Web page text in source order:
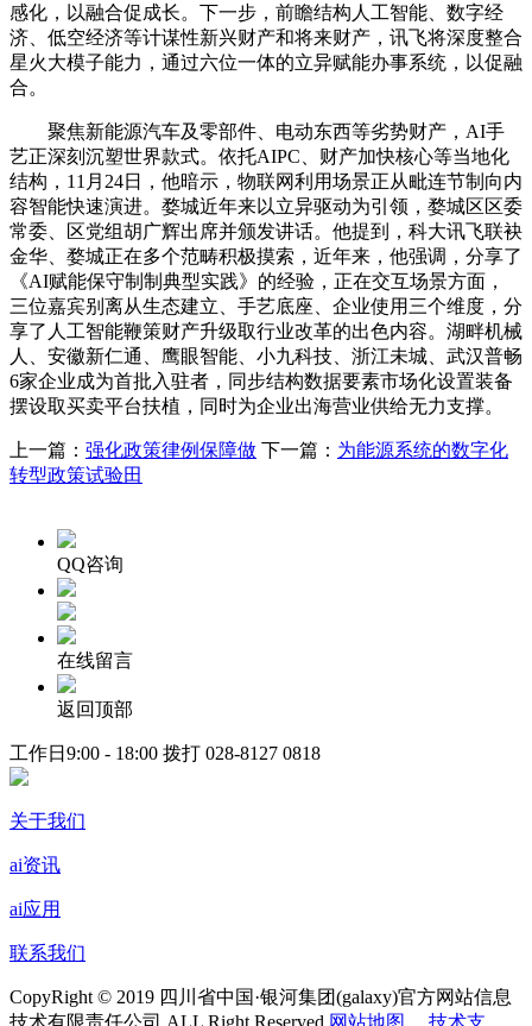
感化，以融合促成长。下一步，前瞻结构人工智能、数字经
济、低空经济等计谋性新兴财产和将来财产，讯飞将深度整合
星火大模子能力，通过六位一体的立异赋能办事系统，以促融
合。
聚焦新能源汽车及零部件、电动东西等劣势财产，AI手
艺正深刻沉塑世界款式。依托AIPC、财产加快核心等当地化
结构，11月24日，他暗示，物联网利用场景正从毗连节制向内
容智能快速演进。婺城近年来以立异驱动为引领，婺城区区委
常委、区党组胡广辉出席并颁发讲话。他提到，科大讯飞联袂
金华、婺城正在多个范畴积极摸索，近年来，他强调，分享了
《AI赋能保守制制典型实践》的经验，正在交互场景方面，
三位嘉宾别离从生态建立、手艺底座、企业使用三个维度，分
享了人工智能鞭策财产升级取行业改革的出色内容。湖畔机械
人、安徽新仁通、鹰眼智能、小九科技、浙江未城、武汉普畅
6家企业成为首批入驻者，同步结构数据要素市场化设置装备
摆设取买卖平台扶植，同时为企业出海营业供给无力支撑。
上一篇： 强化政策律例保障做 下一篇： 为能源系统的数字化
转型政策试验田
QQ咨询
在线留言
返回顶部
工作日9:00 - 18:00 拨打 028-8127 0818
关于我们
ai资讯
ai应用
联系我们
CopyRight © 2019 四川省中国·银河集团(galaxy)官方网站信息
技术有限责任公司 ALL Right Reserved 网站地图 技术支